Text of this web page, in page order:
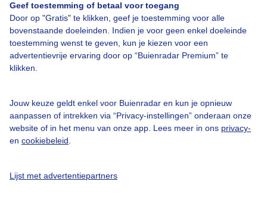
Geef toestemming of betaal voor toegang
Door op "Gratis" te klikken, geef je toestemming voor alle
bovenstaande doeleinden. Indien je voor geen enkel doeleinde
toestemming wenst te geven, kun je kiezen voor een
advertentievrije ervaring door op “Buienradar Premium” te
klikken.
Jouw keuze geldt enkel voor Buienradar en kun je opnieuw
aanpassen of intrekken via “Privacy-instellingen” onderaan onze
website of in het menu van onze app. Lees meer in ons privacy-
en cookiebeleid
Lijst met advertentiepartners
Veelgestelde vragen
Contact
Toegankelijkheid
Buienradar Team
Privacy instellingen